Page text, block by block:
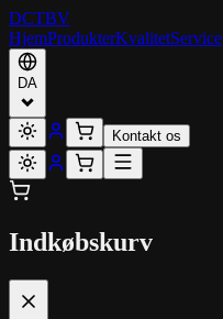
DCTBV
HjemProdukterKvalitetService
DA
Kontakt os
Indkøbskurv